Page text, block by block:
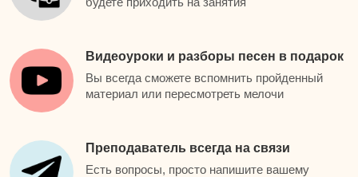
Видеоуроки и разборы песен в подарок
Вы всегда сможете вспомнить пройденный
материал или пересмотреть мелочи
Преподаватель всегда на связи
Есть вопросы, просто напишите вашему